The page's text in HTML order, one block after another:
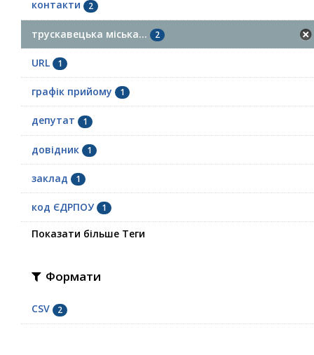
контакти 2
трускавецька міська... 2
URL 1
графік прийому 1
депутат 1
довідник 1
заклад 1
код ЄДРПОУ 1
Показати більше Теги
Формати
CSV 2